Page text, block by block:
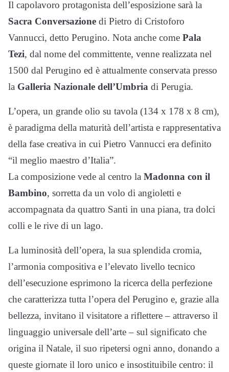
Il capolavoro protagonista dell’esposizione sarà la
Sacra Conversazione di Pietro di Cristoforo
Vannucci, detto Perugino. Nota anche come Pala
Tezi, dal nome del committente, venne realizzata nel
1500 dal Perugino ed è attualmente conservata presso
la Galleria Nazionale dell’Umbria di Perugia.
L’opera, un grande olio su tavola (134 x 178 x 8 cm),
è paradigma della maturità dell’artista e rappresentativa
della fase creativa in cui Pietro Vannucci era definito
“il meglio maestro d’Italia”.
La composizione vede al centro la Madonna con il
Bambino, sorretta da un volo di angioletti e
accompagnata da quattro Santi in una piana, tra dolci
colli e le rive di un lago.
La luminosità dell’opera, la sua splendida cromia,
l’armonia compositiva e l’elevato livello tecnico
dell’esecuzione esprimono la ricerca della perfezione
che caratterizza tutta l’opera del Perugino e, grazie alla
bellezza, invitano il visitatore a riflettere – attraverso il
linguaggio universale dell’arte – sul significato che
origina il Natale, il suo ripetersi ogni anno, donando a
queste giornate il loro unico e insostituibile centro: il